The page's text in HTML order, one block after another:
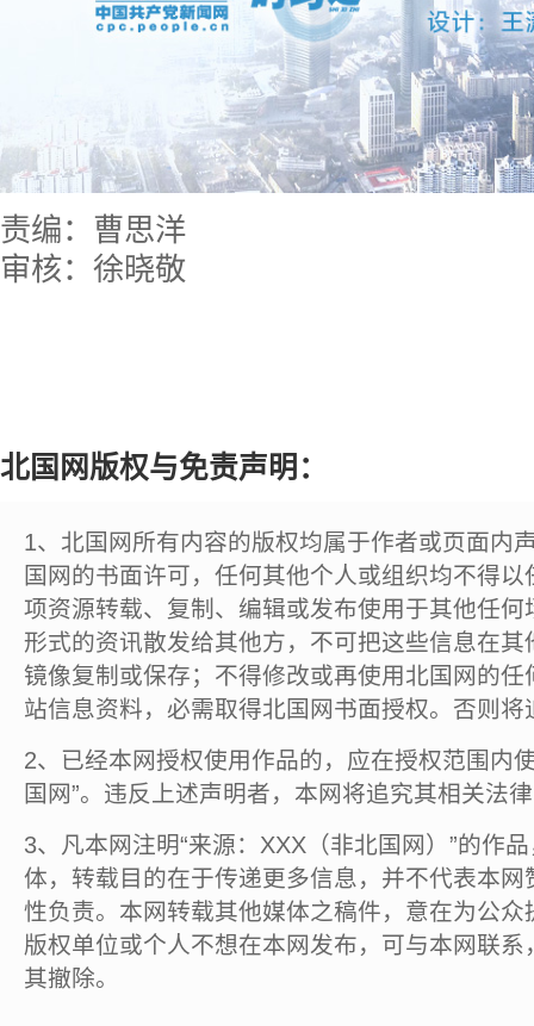
责编：曹思洋
审核：徐晓敬
北国网版权与免责声明：
1、北国网所有内容的版权均属于作者或页面内
国网的书面许可，任何其他个人或组织均不得
项资源转载、复制、编辑或发布使用于其他任
形式的资讯散发给其他方，不可把这些信息在
镜像复制或保存；不得修改或再使用北国网的
站信息资料，必需取得北国网书面授权。否则将
2、已经本网授权使用作品的，应在授权范围内
国网”。违反上述声明者，本网将追究其相关法
3、凡本网注明“来源：XXX（非北国网）”的作
体，转载目的在于传递更多信息，并不代表本
性负责。本网转载其他媒体之稿件，意在为公
版权单位或个人不想在本网发布，可与本网联
其撤除。